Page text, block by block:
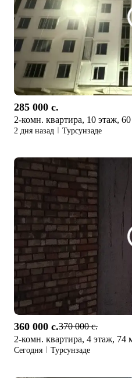
285 000 c.
2-комн. квартира, 10 этаж,
2 дня назад Турсунзаде
360 000 c.370 000 c.
2-комн. квартира, 4 этаж, 74
Сегодня Турсунзаде